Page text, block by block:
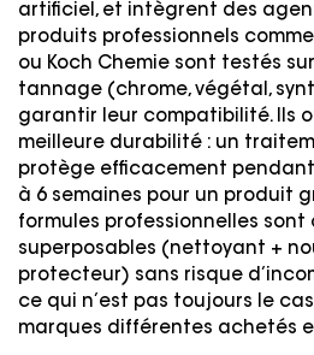
artificiel, et intègrent des
produits professionnels
ou Koch Chemie sont testés
tannage (chrome, végétal,
garantir leur compatibilité. Ils
meilleure durabilité : un
protège efficacement pendant
à 6 semaines pour un produit
formules professionnelles
superposables (nettoyant +
protecteur) sans risque
ce qui n’est pas toujours le
marques différentes achetés